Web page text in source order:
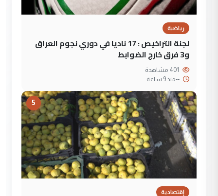
رياضية
لجنة التراخيص : 17 ناديا في دوري نجوم العراق
و3 فرق خارج الضوابط
--منذ 9 ساعة
5
إقتصادية